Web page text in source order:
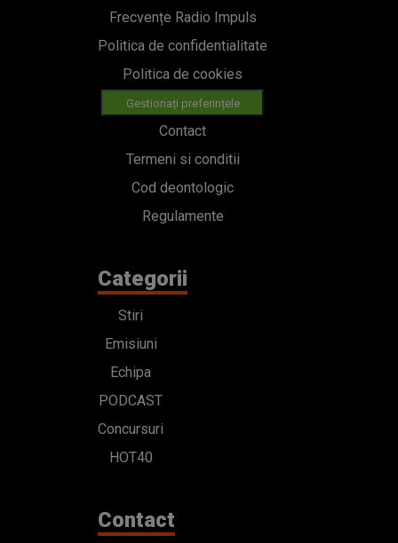
Frecvențe Radio Impuls
Politica de confidentialitate
Politica de cookies
Gestionați preferințele
Contact
Termeni si conditii
Cod deontologic
Regulamente
Categorii
Stiri
Emisiuni
Echipa
PODCAST
Concursuri
HOT40
Contact